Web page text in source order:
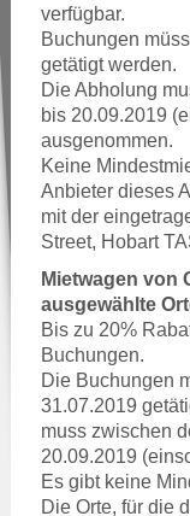
verfügbar.
Buchungen
getätigt werden.
Die Abholung
bis 20.09.2019
ausgenommen.
Keine
Anbieter dieses
mit der
Street, Hobart
Mietwagen von
ausgewählte
Bis zu 20%
Buchungen.
Die Buchungen
31.07.2019
muss zwischen
20.09.2019
Es gibt keine
Die Orte, für die